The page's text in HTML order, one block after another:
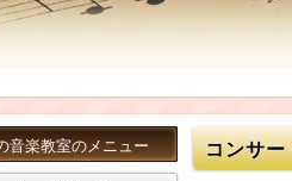
音楽教室のメニュー コンサー